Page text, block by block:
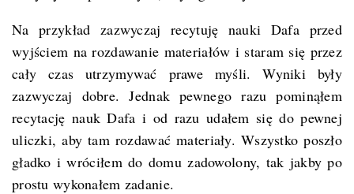
Na przykład zazwyczaj recytuję nauki Dafa przed
wyjściem na rozdawanie materiałów i staram się przez
cały czas utrzymywać prawe myśli. Wyniki były
zazwyczaj dobre. Jednak pewnego razu pominąłem
recytację nauk Dafa i od razu udałem się do pewnej
uliczki, aby tam rozdawać materiały. Wszystko poszło
gładko i wróciłem do domu zadowolony, tak jakby po
prostu wykonałem zadanie.